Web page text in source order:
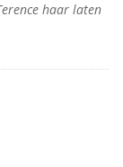
haar laten